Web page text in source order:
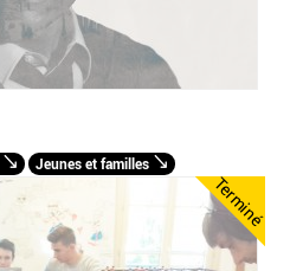
Jeunes et familles
Terminé